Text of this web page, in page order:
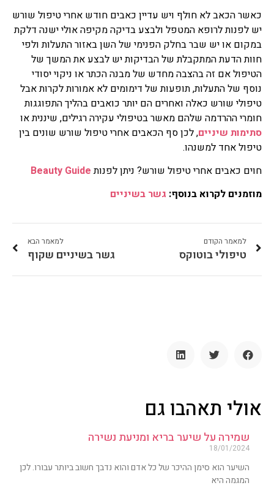
כאשר הכאב לא חולף ויש עדיין כאבים חודש אחרי טיפול שורש
יש לפנות לרופא המטפל ולבצע בדיקה מקיפה אולי ישנה דלקת
במקום או יש שבר בחלק הפנימי של השן באזור התעלות ולפי
חוות הדעת המתקבלת של הבדיקות יש לבצע את המשך של
הטיפול אם זה בהצבה מחדש של מבנה הכתר או ניקוי יסודי
נוסף של התעלות, תופעות של דימומים לא אמורות לקרות אבל
טיפולי שורש כאלה ואחרים הם יותר כואבים בהליך התפוגגות
חומרי ההרדמה שלהם מאשר בטיפולי עקירה רגילים, שיננית או
סתימות שיניים, לכן סף הכאבים אחרי טיפול שורש שונים בין
טיפול אחד למשנהו.
חוים כאבים אחרי טיפול שורש? ניתן לפנותBeauty Guide
מוזמנים לקרוא בנוסף: גשר בשיניים
למאמר הקודם
טיפולי בוטוקס
למאמר הבא
גשר בשיניים שקוף
אולי תאהבו גם
שמירה על שיער בריא ומניעת נשירה
18/01/2024
השיער הוא סימן ההיכר של כל אדם והוא נדבך חשוב ביותר עבורו. לכן
המגמה היא